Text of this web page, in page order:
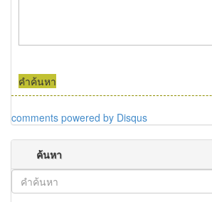
คำค้นหา
comments powered by Disqus
ค้นหา